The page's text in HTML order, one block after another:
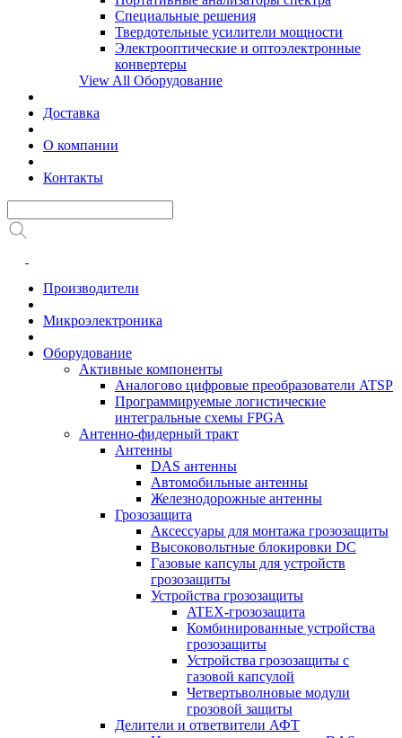
Специальные решения
Твердотельные усилители мощности
Электрооптические и оптоэлектронные
конвертеры
View All Оборудование
Доставка
О компании
Контакты
Производители
Микроэлектроника
Оборудование
Активные компоненты
Аналогово цифровые преобразователи ATSP
Программируемые логистические
интегральные схемы FPGA
Антенно-фидерный тракт
Антенны
DAS антенны
Автомобильные антенны
Железнодорожные антенны
Грозозащита
Аксессуары для монтажа грозозащиты
Высоковольтные блокировки DC
Газовые капсулы для устройств
грозозащиты
Устройства грозозащиты
ATEX-грозозащита
Комбинированные устройства
грозозащиты
Устройства грозозащиты с
газовой капсулой
Четвертьволновые модули
грозовой защиты
Делители и ответвители АФТ